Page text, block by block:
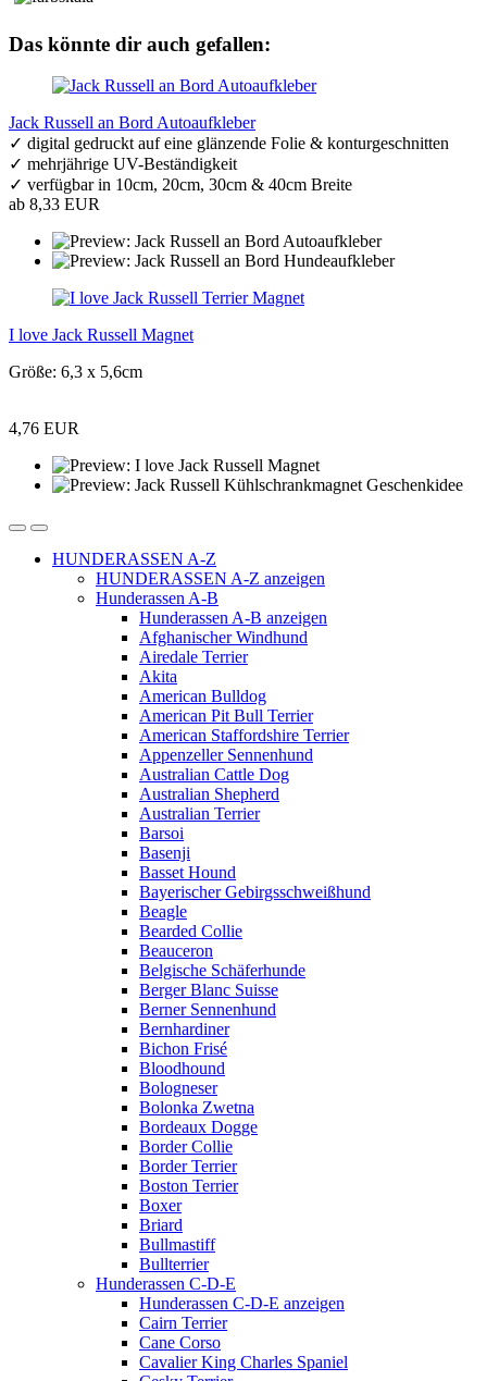
Das könnte dir auch gefallen:
Jack Russell an Bord Autoaufkleber
✓ digital gedruckt auf eine glänzende Folie & konturgeschnitten
✓ mehrjährige UV-Beständigkeit
✓ verfügbar in 10cm, 20cm, 30cm & 40cm Breite
ab 8,33 EUR
I love Jack Russell Magnet
Größe: 6,3 x 5,6cm
4,76 EUR
HUNDERASSEN A-Z
HUNDERASSEN A-Z anzeigen
Hunderassen A-B
Hunderassen A-B anzeigen
Afghanischer Windhund
Airedale Terrier
Akita
American Bulldog
American Pit Bull Terrier
American Staffordshire Terrier
Appenzeller Sennenhund
Australian Cattle Dog
Australian Shepherd
Australian Terrier
Barsoi
Basenji
Basset Hound
Bayerischer Gebirgsschweißhund
Beagle
Bearded Collie
Beauceron
Belgische Schäferhunde
Berger Blanc Suisse
Berner Sennenhund
Bernhardiner
Bichon Frisé
Bloodhound
Bologneser
Bolonka Zwetna
Bordeaux Dogge
Border Collie
Border Terrier
Boston Terrier
Boxer
Briard
Bullmastiff
Bullterrier
Hunderassen C-D-E
Hunderassen C-D-E anzeigen
Cairn Terrier
Cane Corso
Cavalier King Charles Spaniel